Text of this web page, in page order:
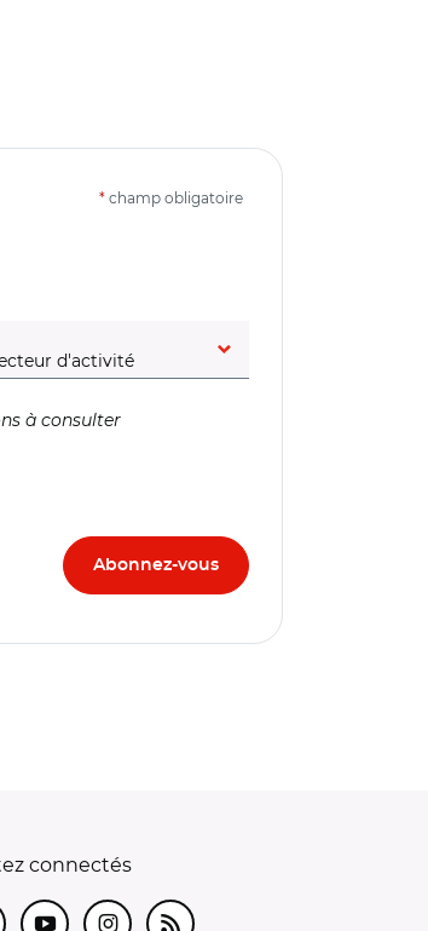
* champ obligatoire
obligatoire)
à consulter
connectés